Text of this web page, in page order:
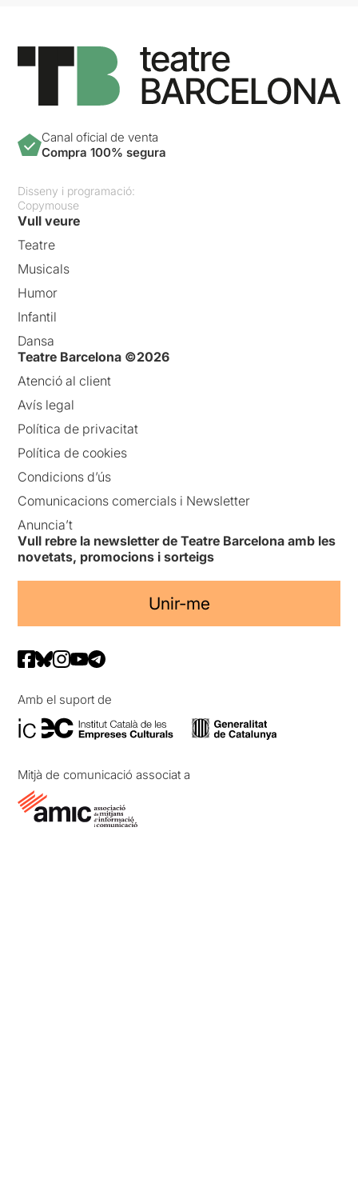
Canal oficial de venta
Compra 100% segura
Disseny i programació:
Copymouse
Vull veure
Teatre
Musicals
Humor
Infantil
Dansa
Teatre Barcelona ©2026
Atenció al client
Avís legal
Política de privacitat
Política de cookies
Condicions d’ús
Comunicacions comercials i Newsletter
Anuncia’t
Vull rebre la newsletter de Teatre Barcelona amb les
novetats, promocions i sorteigs
Unir-me
Amb el suport de
Mitjà de comunicació associat a